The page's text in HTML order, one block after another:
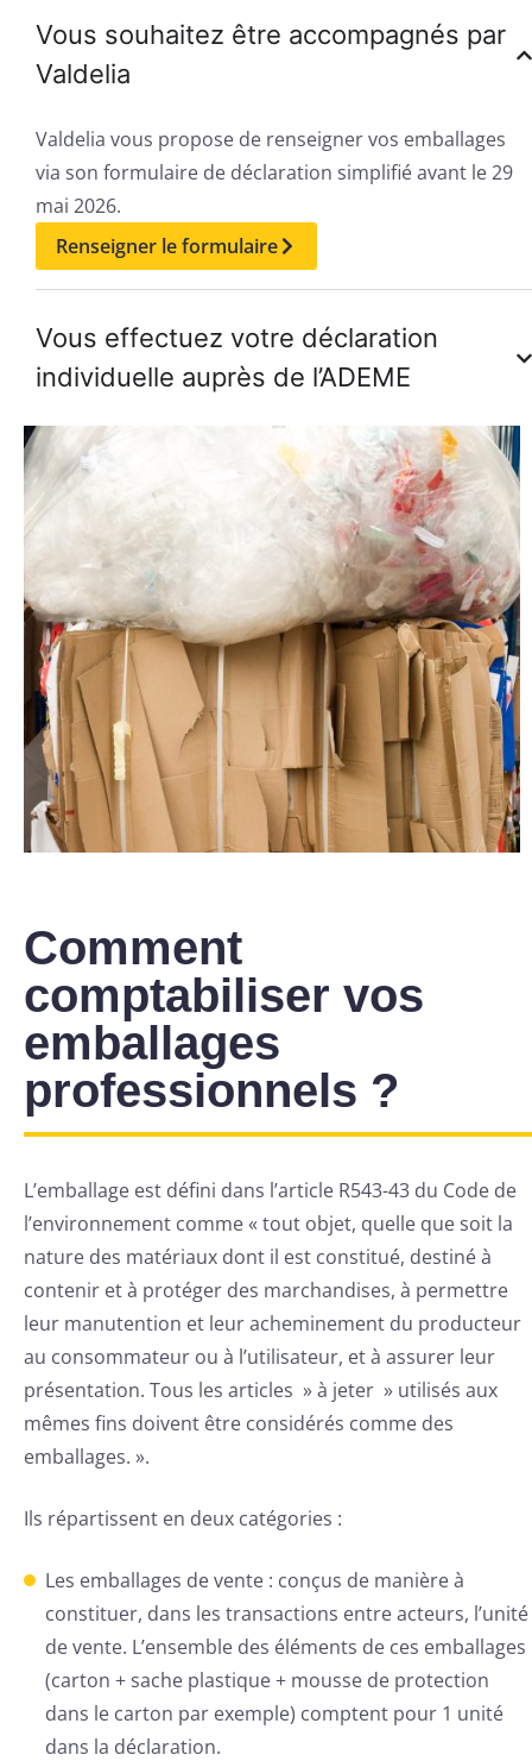
Vous souhaitez être accompagnés par
Valdelia
Valdelia vous propose de renseigner vos emballages
via son formulaire de déclaration simplifié avant le 29
mai 2026.
Renseigner le formulaire
Vous effectuez votre déclaration
individuelle auprès de l’ADEME
Comment
comptabiliser vos
emballages
professionnels ?
L’emballage est défini dans l’article R543-43 du Code de
l’environnement comme « tout objet, quelle que soit la
nature des matériaux dont il est constitué, destiné à
contenir et à protéger des marchandises, à permettre
leur manutention et leur acheminement du producteur
au consommateur ou à l’utilisateur, et à assurer leur
présentation. Tous les articles » à jeter » utilisés aux
mêmes fins doivent être considérés comme des
emballages. ».
Ils répartissent en deux catégories :
Les emballages de vente : conçus de manière à
constituer, dans les transactions entre acteurs, l’unité
de vente. L’ensemble des éléments de ces emballages
(carton + sache plastique + mousse de protection
dans le carton par exemple) comptent pour 1 unité
dans la déclaration.